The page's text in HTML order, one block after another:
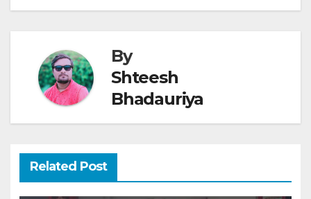
By
Shteesh
Bhadauriya
Related Post